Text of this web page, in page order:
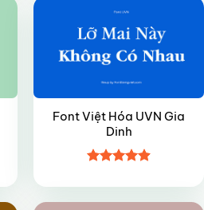
Font Việt Hóa UVN Gia
Dinh
hạng4.95
sao